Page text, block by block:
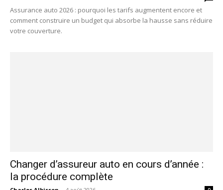
Assurance auto 2026 : pourquoi les tarifs augmentent encore et
comment construire un budget qui absorbe la hausse sans réduire
votre couverture.
Changer d’assureur auto en cours d’année :
la procédure complète